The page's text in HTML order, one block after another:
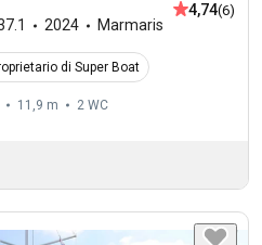
2024 Marmaris
4,74(6)
di Super Boat
11,9 m 2 WC